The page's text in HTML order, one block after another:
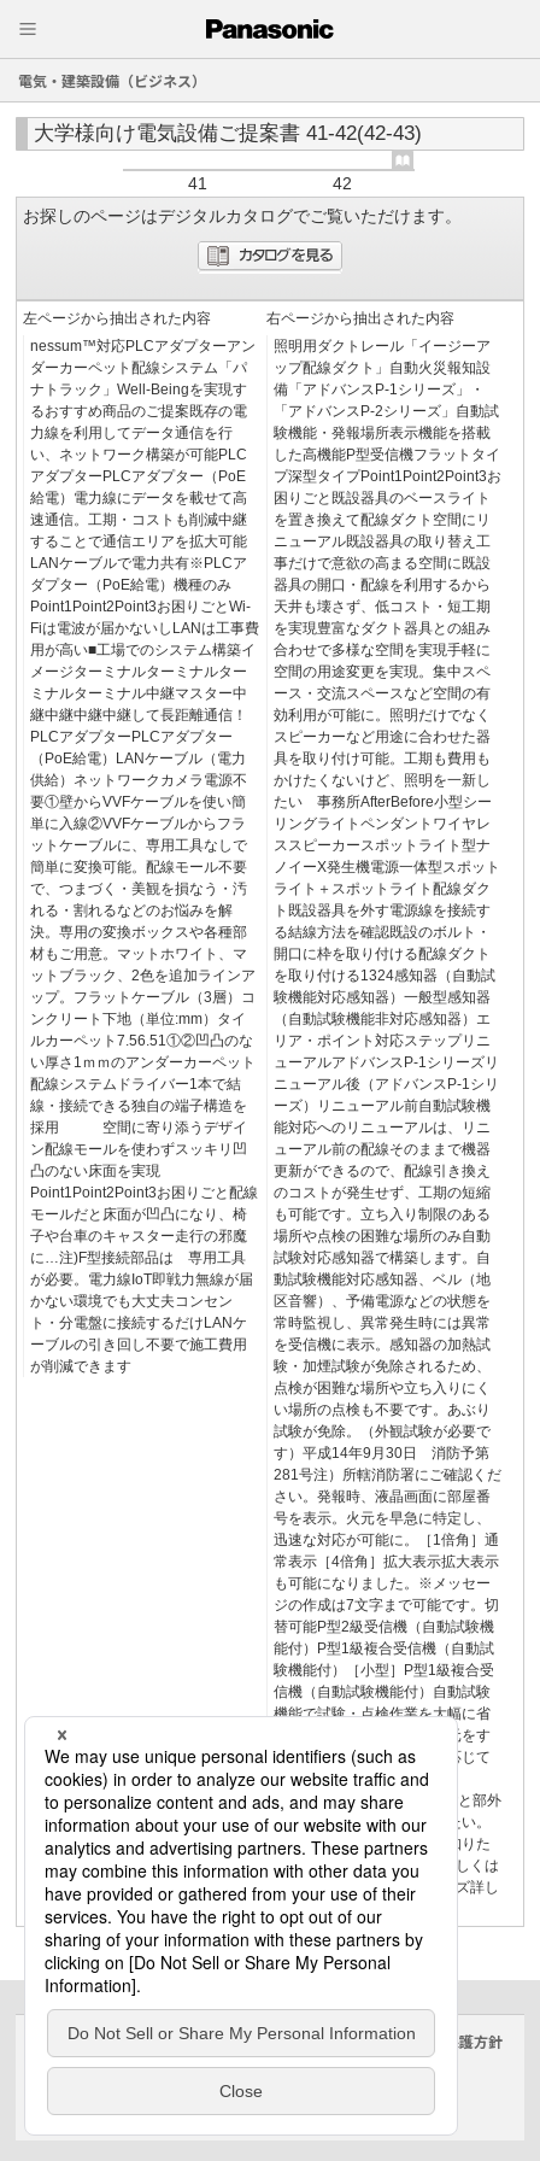
電気・建築設備（ビジネス）
大学様向け電気設備ご提案書 41-42(42-43)
41
42
お探しのページはデジタルカタログでご覧いただけます。
左ページから抽出された内容
nessum™対応PLCアダプターアン
ダーカーペット配線システム「パ
ナトラック」Well-Beingを実現す
るおすすめ商品のご提案既存の電
力線を利用してデータ通信を行
い、ネットワーク構築が可能PLC
アダプターPLCアダプター（PoE
給電）電力線にデータを載せて高
速通信。工期・コストも削減中継
することで通信エリアを拡大可能
LANケーブルで電力共有※PLCア
ダプター（PoE給電）機種のみ
Point1Point2Point3お困りごとWi-
Fiは電波が届かないしLANは工事費
用が高い■工場でのシステム構築イ
メージターミナルターミナルター
ミナルターミナル中継マスター中
継中継中継中継して長距離通信！
PLCアダプターPLCアダプター
（PoE給電）LANケーブル（電力
供給）ネットワークカメラ電源不
要①壁からVVFケーブルを使い簡
単に入線②VVFケーブルからフラ
ットケーブルに、専用工具なしで
簡単に変換可能。配線モール不要
で、つまづく・美観を損なう・汚
れる・割れるなどのお悩みを解
決。専用の変換ボックスや各種部
材もご用意。マットホワイト、マ
ットブラック、2色を追加ラインア
ップ。フラットケーブル（3層）コ
ンクリート下地（単位:mm）タイ
ルカーペット7.56.51①②凹凸のな
い厚さ1ｍｍのアンダーカーペット
配線システムドライバー1本で結
線・接続できる独自の端子構造を
採用 空間に寄り添うデザイ
ン配線モールを使わずスッキリ凹
凸のない床面を実現
Point1Point2Point3お困りごと配線
モールだと床面が凹凸になり、椅
子や台車のキャスター走行の邪魔
に…注)F型接続部品は 専用工具
が必要。電力線IoT即戦力無線が届
かない環境でも大丈夫コンセン
ト・分電盤に接続するだけLANケ
ーブルの引き回し不要で施工費用
が削減できます
右ページから抽出された内容
照明用ダクトレール「イージーア
ップ配線ダクト」自動火災報知設
備「アドバンスP-1シリーズ」・
「アドバンスP-2シリーズ」自動試
験機能・発報場所表示機能を搭載
した高機能P型受信機フラットタイ
プ深型タイプPoint1Point2Point3お
困りごと既設器具のベースライト
を置き換えて配線ダクト空間にリ
ニューアル既設器具の取り替え工
事だけで意欲の高まる空間に既設
器具の開口・配線を利用するから
天井も壊さず、低コスト・短工期
を実現豊富なダクト器具との組み
合わせで多様な空間を実現手軽に
空間の用途変更を実現。集中スペ
ース・交流スペースなど空間の有
効利用が可能に。照明だけでなく
スピーカーなど用途に合わせた器
具を取り付け可能。工期も費用も
かけたくないけど、照明を一新し
たい 事務所AfterBefore小型シー
リングライトペンダントワイヤレ
ススピーカースポットライト型ナ
ノイーX発生機電源一体型スポット
ライト＋スポットライト配線ダク
ト既設器具を外す電源線を接続す
る結線方法を確認既設のボルト・
開口に枠を取り付ける配線ダクト
を取り付ける1324感知器（自動試
験機能対応感知器）一般型感知器
（自動試験機能非対応感知器）エ
リア・ポイント対応ステップリニ
ューアルアドバンスP-1シリーズリ
ニューアル後（アドバンスP-1シリ
ーズ）リニューアル前自動試験機
能対応へのリニューアルは、リニ
ューアル前の配線そのままで機器
更新ができるので、配線引き換え
のコストが発生せず、工期の短縮
も可能です。立ち入り制限のある
場所や点検の困難な場所のみ自動
試験対応感知器で構築します。自
動試験機能対応感知器、ベル（地
区音響）、予備電源などの状態を
常時監視し、異常発生時には異常
を受信機に表示。感知器の加熱試
験・加煙試験が免除されるため、
点検が困難な場所や立ち入りにく
い場所の点検も不要です。あぶり
試験が免除。（外観試験が必要で
す）平成14年9月30日 消防予第
281号注）所轄消防署にご確認くだ
さい。発報時、液晶画面に部屋番
号を表示。火元を早急に特定し、
迅速な対応が可能に。［1倍角］通
常表示［4倍角］拡大表示拡大表示
も可能になりました。※メッセー
ジの作成は7文字まで可能です。切
替可能P型2級受信機（自動試験機
能付）P型1級複合受信機（自動試
験機能付）［小型］P型1級複合受
信機（自動試験機能付）自動試験
機能で試験・点検作業を大幅に省
力化発報場所表示機能で火元をす
ぐに特定予算や設備状況に応じて
柔軟にリニューアル可能
Point1Point2Point3お困りごと部外
者の立ち入りを最小限にしたい。
火災時に発報場所をすぐに知りた
いアドバンスP-1シリーズ詳しくは
こちらアドバンスP-2シリーズ詳し
くはこちら
サイトのご利用にあたって クッキーポリシー 個人情報保護方針
電気・建築設備（ビジネス）
© Panasonic Electric Works Co., Ltd.